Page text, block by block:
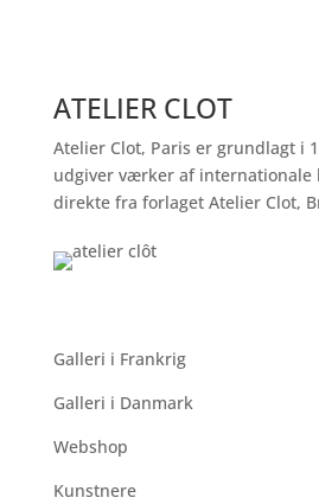
ATELIER CLOT
Atelier Clot, Paris er grundlagt i
udgiver værker af internationale
direkte fra forlaget Atelier Clot,
Galleri i Frankrig
Galleri i Danmark
Webshop
Kunstnere